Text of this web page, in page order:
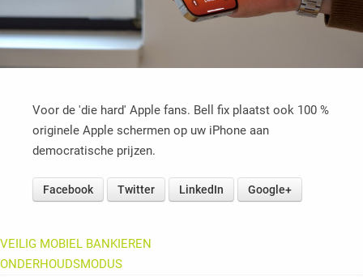
Voor de 'die hard' Apple fans. Bell fix plaatst ook 100 %
originele Apple schermen op uw iPhone aan
democratische prijzen.
Facebook Twitter LinkedIn Google+
VEILIG MOBIEL BANKIEREN
ONDERHOUDSMODUS